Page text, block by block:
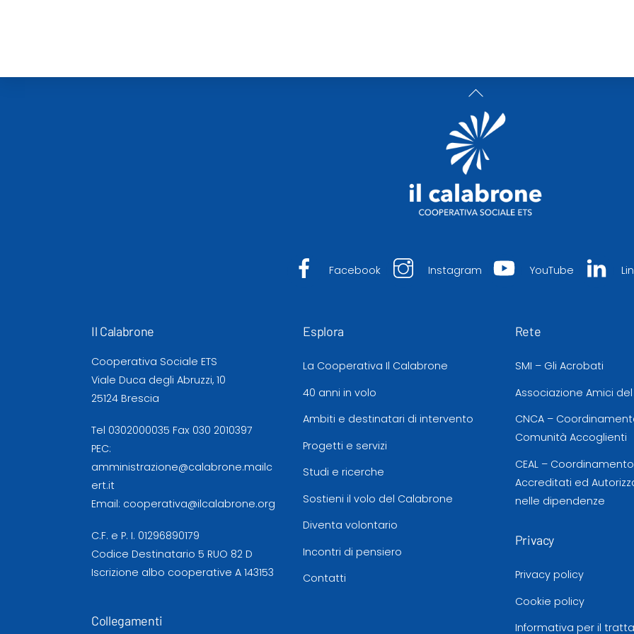
Back
To
Top
Facebook Instagram YouTube
Il Calabrone
Cooperativa Sociale ETS
Viale Duca degli Abruzzi, 10
25124 Brescia
Tel 0302000035 Fax 030 2010397
PEC:
amministrazione@calabrone.mailc
ert.it
Email: cooperativa@ilcalabrone.org
C.F. e P. I. 01296890179
Codice Destinatario 5 RUO 82 D
Iscrizione albo cooperative A 143153
Collegamenti
Esplora
La Cooperativa Il Calabrone
40 anni in volo
Ambiti e destinatari di intervento
Progetti e servizi
Studi e ricerche
Sostieni il volo del Calabrone
Diventa volontario
Incontri di pensiero
Contatti
Rete
SMI – Gli Acrobati
Associazione Amici
CNCA –
Comunità Accoglienti
CEAL –
Accreditati ed
nelle dipendenze
Privacy
Privacy policy
Cookie policy
Informativa per il